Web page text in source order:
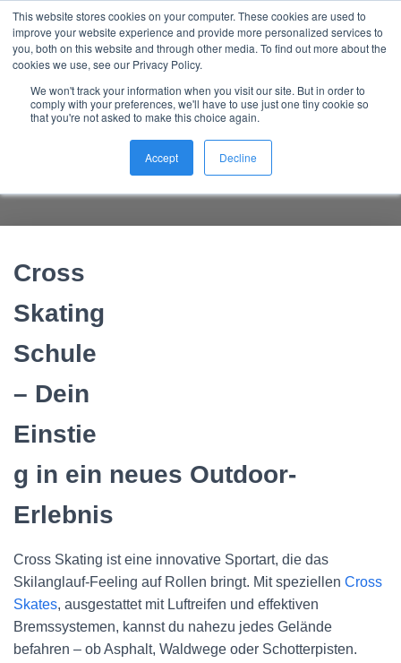
This website stores cookies on your computer. These cookies are used to
improve your website experience and provide more personalized services to
you, both on this website and through other media. To find out more about the
cookies we use, see our Privacy Policy.
We won't track your information when you visit our site. But in order to
comply with your preferences, we'll have to use just one tiny cookie so
that you're not asked to make this choice again.
Accept Decline
Nordic Sports Reutlingen
outdoor ist in
Cross Skating Schule – sofort
Ergebnisse
Cross
Skating
Schule
– Dein
Einstie
g in ein neues Outdoor-
Erlebnis
Cross Skating ist eine innovative Sportart, die das
Skilanglauf-Feeling auf Rollen bringt. Mit speziellen Cross
Skates, ausgestattet mit Luftreifen und effektiven
Bremssystemen, kannst du nahezu jedes Gelände
befahren – ob Asphalt, Waldwege oder Schotterpisten.